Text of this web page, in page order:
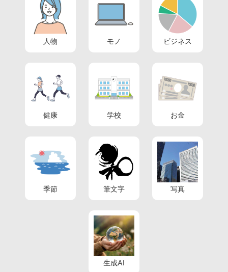
人物 モノ ビジネス
健康 学校 お金
季節 筆文字 写真
生成AI